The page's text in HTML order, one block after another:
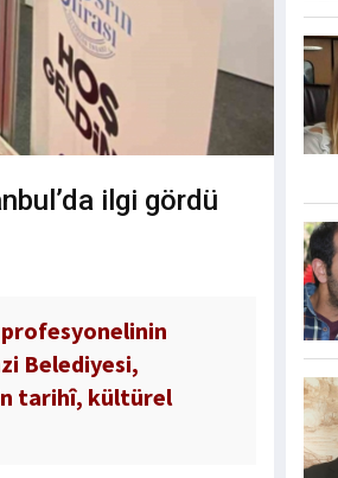
ilgi gördü
Belediyesi,
tarihî, kültürel